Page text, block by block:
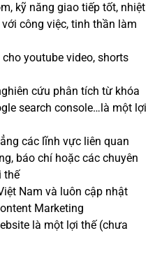
kỹ năng giao tiếp tốt, nhiệt
công việc, tinh thần làm
youtube video, shorts
cứu phân tích từ khóa
search console…là một lợi
các lĩnh vực liên quan
báo chí hoặc các chuyên
thế
Nam và luôn cập nhật
Marketing
là một lợi thế (chưa